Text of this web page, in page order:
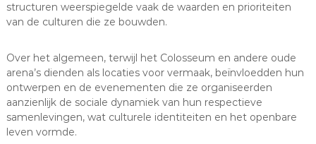
structuren weerspiegelde vaak de waarden en prioriteiten
van de culturen die ze bouwden.
Over het algemeen, terwijl het Colosseum en andere oude
arena’s dienden als locaties voor vermaak, beïnvloedden hun
ontwerpen en de evenementen die ze organiseerden
aanzienlijk de sociale dynamiek van hun respectieve
samenlevingen, wat culturele identiteiten en het openbare
leven vormde.